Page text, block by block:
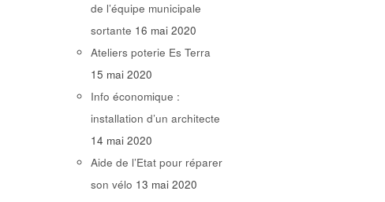
de l’équipe municipale
sortante 16 mai 2020
Ateliers poterie Es Terra
15 mai 2020
Info économique :
installation d’un architecte
14 mai 2020
Aide de l’Etat pour réparer
son vélo 13 mai 2020